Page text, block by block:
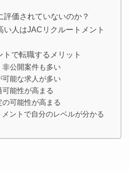
評価されていないのか？
い人はJACリクルートメント
で転職するメリット
非公開案件も多い
可能な求人が多い
能性が高まる
可能性が高まる
ントで自分のレベルが分かる